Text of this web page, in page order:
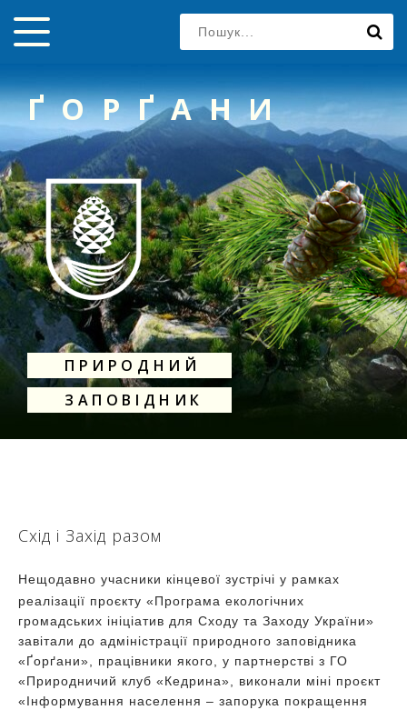
ҐОРҐАНИ
ПРИРОДНИЙ
ЗАПОВІДНИК
Схід і Захід разом
Нещодавно учасники кінцевої зустрічі у рамках
реалізації проєкту «Програма екологічних
громадських ініціатив для Сходу та Заходу України»
завітали до адміністрації природного заповідника
«Ґорґани», працівники якого, у партнерстві з ГО
«Природничий клуб «Кедрина», виконали міні проєкт
«Інформування населення – запорука покращення